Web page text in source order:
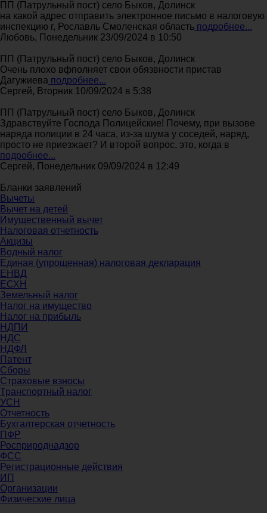
ПП (Патрульный пост) село Быков, Долинск
на какой адрес отправить электронное письмо в налоговую
инспекцию г, Рославль Смоленская область подробнее...
Любовь, Понедельник 23/09/2024 в 10:50
ПП (Патрульный пост) село Быков, Долинск
Очень плохо вфполняет свои обязвности пристав
Дагужиева подробнее...
Сергей, Вторник 10/09/2024 в 5:38
ПП (Патрульный пост) село Быков, Долинск
Здравствуйте Господа Полицейские! Почему, при вызове
наряда полиции в 24 часа, из-за шума у соседей, наряд,
просто не приезжает? И второй вопрос, это, когда в
подробнее...
Сергей, Понедельник 09/09/2024 в 12:49
Бланки заявлений
Вычеты
Вычет на детей
Имущественный вычет
Налоговая отчетность
Акцизы
Водный налог
Единая (упрощенная) налоговая декларация
ЕНВД
ЕСХН
Земельный налог
Налог на имущество
Налог на прибыль
НДПИ
НДС
НДФЛ
Патент
Сборы
Страховые взносы
Транспортный налог
УСН
Отчетность
Бухгалтерская отчетность
ПФР
Росприроднадзор
ФСС
Регистрационные действия
ИП
Организации
Физические лица